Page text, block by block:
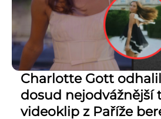
Charlotte Gott
dosud nejodvážnější
videoklip z Paříže